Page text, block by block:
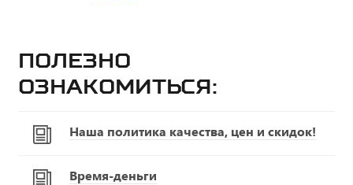
Полезно
ознакомиться:
Наша политика качества, цен и скидок!
Время-деньги